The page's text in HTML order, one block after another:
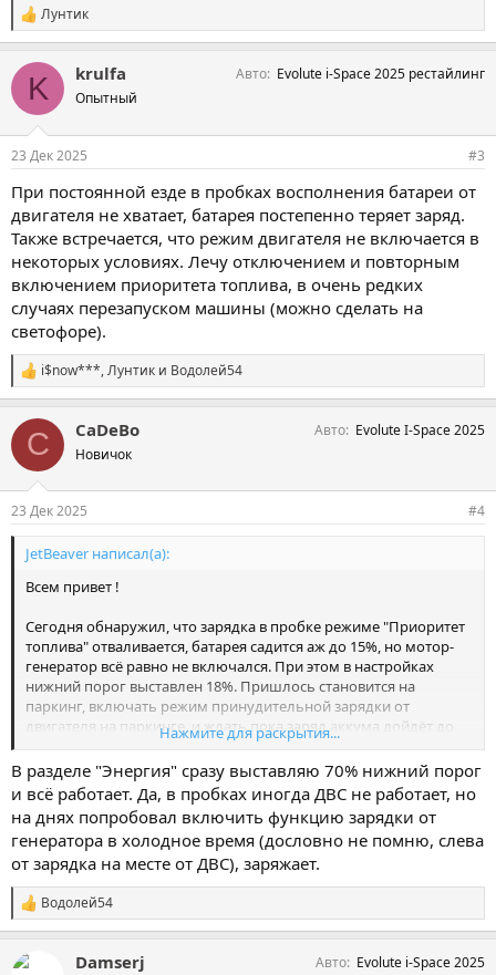
С
и
п
т
:
Лунтик
K krulfa
Опытный
Авто Evolute i-Space 2025 рестайлинг
23 Дек 2025 #3
При постоянной езде в пробках восполнения батареи от
двигателя не хватает, батарея постепенно теряет заряд.
Также встречается, что режим двигателя не включается в
некоторых условиях. Лечу отключением и повторным
включением приоритета топлива, в очень редких
случаях перезапуском машины (можно сделать на
светофоре).
С
и
п
т
:
i$now***,Лунтик и Водолей54
C CaDeBo
Новичок
Авто Evolute I-Space 2025
23 Дек 2025 #4
JetBeaver написал(а):
Всем привет !
Сегодня обнаружил, что зарядка в пробке режиме "Приоритет
топлива" отваливается, батарея садится аж до 15%, но мотор-
генератор всё равно не включался. При этом в настройках
нижний порог выставлен 18%. Пришлось становится на
паркинг, включать режим принудительной зарядки от
двигателя на паркинге, и ждать пока заряд аккума дойдёт до
20ти. В мануале написано, что в режиме "приоритет топлива"
батарея должна заряжаться до 70%... эта ситуация - повод ехать
на сервис, или я что-то делаю не так ?..
Нажмите для раскрытия...
В разделе "Энергия" сразу выставляю 70% нижний порог
и всё работает. Да, в пробках иногда ДВС не работает, но
на днях попробовал включить функцию зарядки от
генератора в холодное время (дословно не помню, слева
от зарядка на месте от ДВС), заряжает.
С
и
п
Водолей54
Damserj Авто Evolute i-Space 2025